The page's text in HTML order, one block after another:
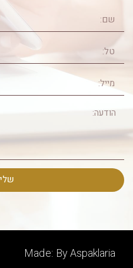
Made: By Aspaklaria